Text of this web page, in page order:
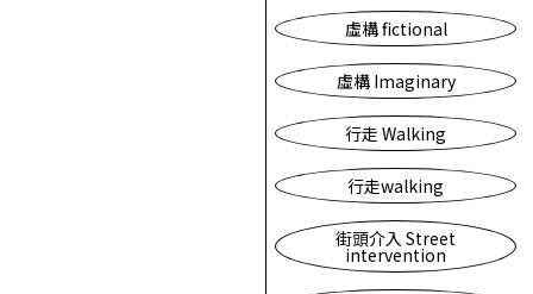
虛構 fictional
虛構 Imaginary
行走 Walking
行走walking
街頭介入 Street
intervention